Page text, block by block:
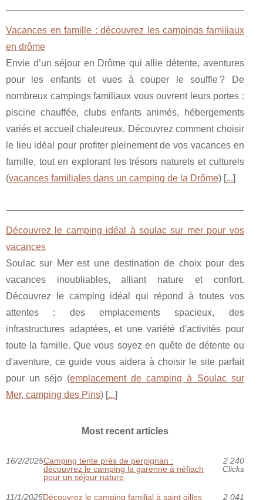
Vacances en famille : découvrez les campings familiaux
en drôme
Envie d’un séjour en Drôme qui allie détente, aventures
pour les enfants et vues à couper le souffle ? De
nombreux campings familiaux vous ouvrent leurs portes :
piscine chauffée, clubs enfants animés, hébergements
variés et accueil chaleureux. Découvrez comment choisir
le lieu idéal pour profiter pleinement de vos vacances en
famille, tout en explorant les trésors naturels et culturels
(vacances familiales dans un camping de la Drôme) [...]
Découvrez le camping idéal à soulac sur mer pour vos
vacances
Soulac sur Mer est une destination de choix pour des
vacances inoubliables, alliant nature et confort.
Découvrez le camping idéal qui répond à toutes vos
attentes : des emplacements spacieux, des
infrastructures adaptées, et une variété d'activités pour
toute la famille. Que vous soyez en quête de détente ou
d'aventure, ce guide vous aidera à choisir le site parfait
pour un séjo (emplacement de camping à Soulac sur
Mer, camping des Pins) [...]
Most recent articles
16/2/2025Camping tente près de perpignan :
découvrez le camping la garenne à néfiach
pour un séjour nature
2 240
Clicks
11/1/2025Découvrez le camping familial à saint gilles 2 041